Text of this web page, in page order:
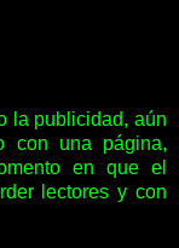
la publicidad, aún
con una página,
en que el
lectores y con